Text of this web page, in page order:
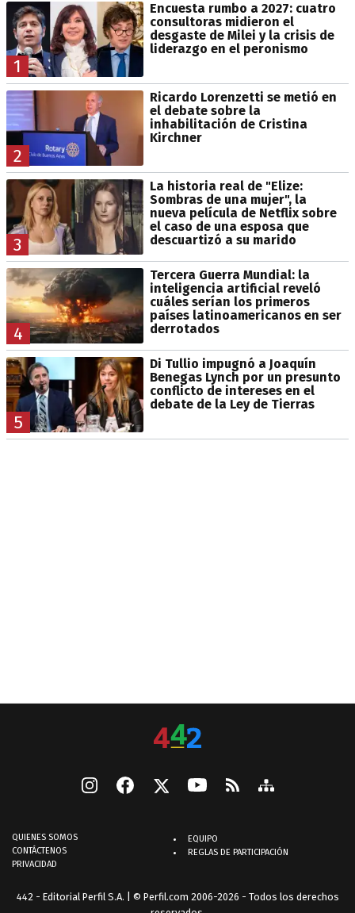
1
Encuesta rumbo a 2027: cuatro
consultoras midieron el
desgaste de Milei y la crisis de
liderazgo en el peronismo
2
Ricardo Lorenzetti se metió en
el debate sobre la
inhabilitación de Cristina
Kirchner
3
La historia real de "Elize:
Sombras de una mujer", la
nueva película de Netflix sobre
el caso de una esposa que
descuartizó a su marido
4
Tercera Guerra Mundial: la
inteligencia artificial reveló
cuáles serían los primeros
países latinoamericanos en ser
derrotados
5
Di Tullio impugnó a Joaquín
Benegas Lynch por un presunto
conflicto de intereses en el
debate de la Ley de Tierras
QUIENES SOMOS
CONTÁCTENOS
PRIVACIDAD
EQUIPO
REGLAS DE PARTICIPACIÓN
442 - Editorial Perfil S.A. | © Perfil.com 2006-2026 - Todos los derechos